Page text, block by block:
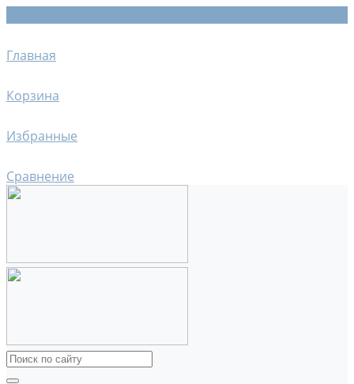
Главная
Корзина
Избранные
Сравнение